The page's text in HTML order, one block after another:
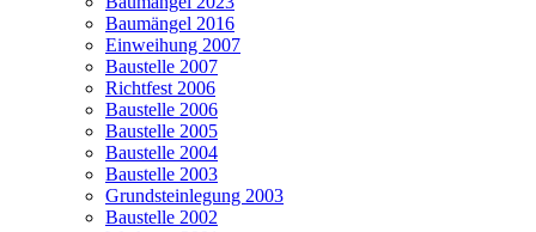
Baumängel 2016
Einweihung 2007
Baustelle 2007
Richtfest 2006
Baustelle 2006
Baustelle 2005
Baustelle 2004
Baustelle 2003
Grundsteinlegung 2003
Baustelle 2002